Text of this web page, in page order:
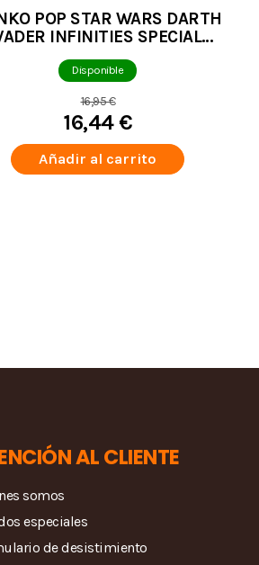
POP STAR WARS DARTH
INFINITIES SPECIAL
EDITION 836
Disponible
16,95 €
16,44 €
Añadir al carrito
AL CLIENTE
somos
especiales
de desistimiento